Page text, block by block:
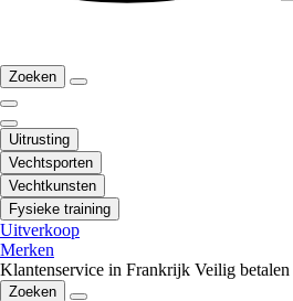
Zoeken
Uitrusting
Vechtsporten
Vechtkunsten
Fysieke training
Uitverkoop
Merken
Klantenservice in Frankrijk Veilig betalen
Zoeken